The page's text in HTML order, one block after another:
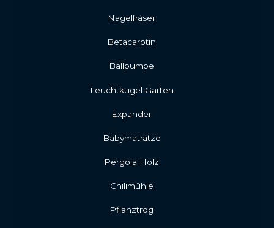
Nagelfräser
Betacarotin
Ballpumpe
Leuchtkugel Garten
Expander
Babymatratze
Pergola Holz
Chilimühle
Pflanztrog